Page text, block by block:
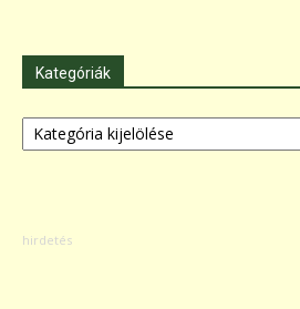
Kategóriák
Kategóriák